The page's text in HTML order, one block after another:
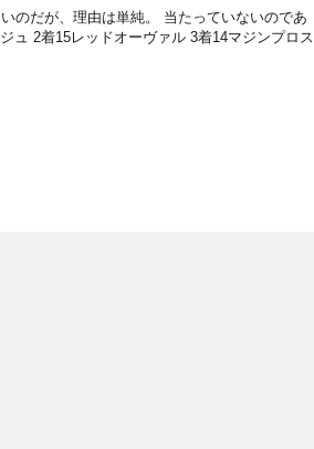
のだが、理由は単純。 当たっていないのであ
ュ 2着15レッドオーヴァル 3着14マジンプロス